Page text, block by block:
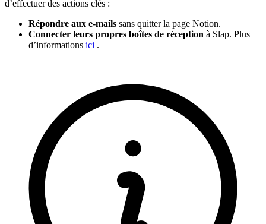
d’effectuer des actions clés :
Répondre aux e-mails sans quitter la page Notion.
Connecter leurs propres boîtes de réception à Slap. Plus
d’informations ici .